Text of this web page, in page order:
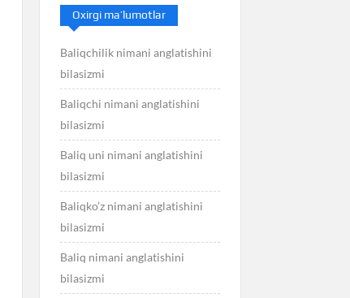
Oxirgi ma’lumotlar
Baliqchilik nimani anglatishini
bilasizmi
Baliqchi nimani anglatishini
bilasizmi
Baliq uni nimani anglatishini
bilasizmi
Baliqko’z nimani anglatishini
bilasizmi
Baliq nimani anglatishini
bilasizmi